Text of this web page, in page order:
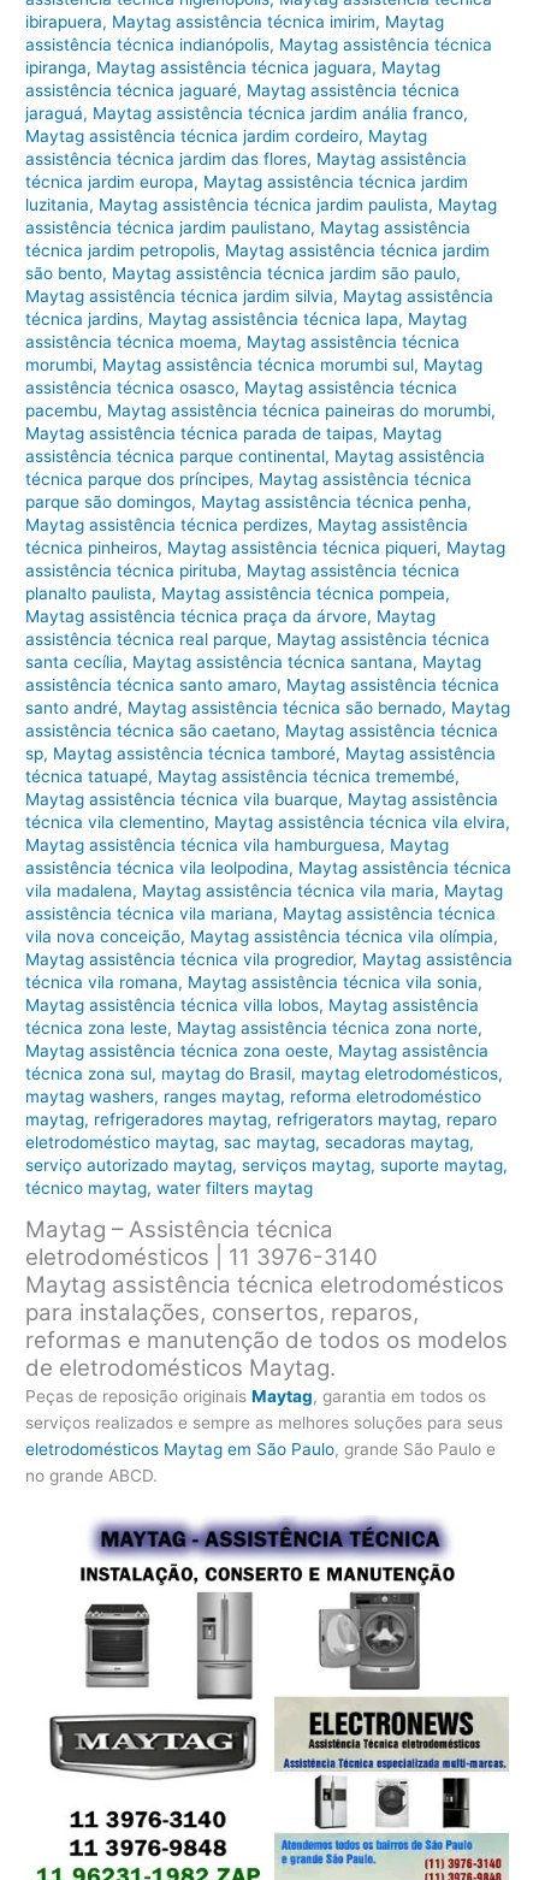
ibirapuera, Maytag assistência técnica imirim, Maytag
assistência técnica indianópolis, Maytag assistência técnica
ipiranga, Maytag assistência técnica jaguara, Maytag
assistência técnica jaguaré, Maytag assistência técnica
jaraguá, Maytag assistência técnica jardim anália franco,
Maytag assistência técnica jardim cordeiro, Maytag
assistência técnica jardim das flores, Maytag assistência
técnica jardim europa, Maytag assistência técnica jardim
luzitania, Maytag assistência técnica jardim paulista, Maytag
assistência técnica jardim paulistano, Maytag assistência
técnica jardim petropolis, Maytag assistência técnica jardim
são bento, Maytag assistência técnica jardim são paulo,
Maytag assistência técnica jardim silvia, Maytag assistência
técnica jardins, Maytag assistência técnica lapa, Maytag
assistência técnica moema, Maytag assistência técnica
morumbi, Maytag assistência técnica morumbi sul, Maytag
assistência técnica osasco, Maytag assistência técnica
pacembu, Maytag assistência técnica paineiras do morumbi,
Maytag assistência técnica parada de taipas, Maytag
assistência técnica parque continental, Maytag assistência
técnica parque dos príncipes, Maytag assistência técnica
parque são domingos, Maytag assistência técnica penha,
Maytag assistência técnica perdizes, Maytag assistência
técnica pinheiros, Maytag assistência técnica piqueri, Maytag
assistência técnica pirituba, Maytag assistência técnica
planalto paulista, Maytag assistência técnica pompeia,
Maytag assistência técnica praça da árvore, Maytag
assistência técnica real parque, Maytag assistência técnica
santa cecília, Maytag assistência técnica santana, Maytag
assistência técnica santo amaro, Maytag assistência técnica
santo andré, Maytag assistência técnica são bernado, Maytag
assistência técnica são caetano, Maytag assistência técnica
sp, Maytag assistência técnica tamboré, Maytag assistência
técnica tatuapé, Maytag assistência técnica tremembé,
Maytag assistência técnica vila buarque, Maytag assistência
técnica vila clementino, Maytag assistência técnica vila elvira,
Maytag assistência técnica vila hamburguesa, Maytag
assistência técnica vila leolpodina, Maytag assistência técnica
vila madalena, Maytag assistência técnica vila maria, Maytag
assistência técnica vila mariana, Maytag assistência técnica
vila nova conceição, Maytag assistência técnica vila olímpia,
Maytag assistência técnica vila progredior, Maytag assistência
técnica vila romana, Maytag assistência técnica vila sonia,
Maytag assistência técnica villa lobos, Maytag assistência
técnica zona leste, Maytag assistência técnica zona norte,
Maytag assistência técnica zona oeste, Maytag assistência
técnica zona sul, maytag do Brasil, maytag eletrodomésticos,
maytag washers, ranges maytag, reforma eletrodoméstico
maytag, refrigeradores maytag, refrigerators maytag, reparo
eletrodoméstico maytag,sac maytag,secadoras maytag,
serviço autorizado maytag,serviços maytag,suporte maytag,
técnico maytag,water filters maytag
Maytag – Assistência técnica
eletrodomésticos | 11 3976-3140
Maytag assistência técnica eletrodomésticos
para instalações, consertos, reparos,
reformas e manutenção de todos os modelos
de eletrodomésticos Maytag.
Peças de reposição originaisMaytag, garantia em todos os
serviços realizados e sempre as melhores soluções para seus
eletrodomésticos Maytag em São Paulo, grande São Paulo e
no grande ABCD.